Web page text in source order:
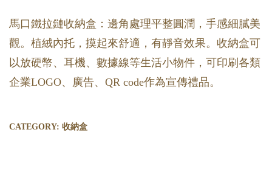
馬口鐵拉鏈收納盒：邊角處理平整圓潤，手感細膩美
觀。植絨內托，摸起來舒適，有靜音效果。收納盒可
以放硬幣、耳機、數據線等生活小物件，可印刷各類
企業LOGO、廣告、QR code作為宣傳禮品。
CATEGORY: 收納盒